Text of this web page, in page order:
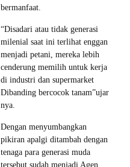
bermanfaat.
“Disadari atau tidak generasi
milenial saat ini terlihat enggan
menjadi petani, mereka lebih
cenderung memilih untuk kerja
di industri dan supermarket
Dibanding bercocok tanam”ujar
nya.
Dengan menyumbangkan
pikiran apalgi ditambah dengan
tenaga para generasi muda
tersebut sudah menjadi Agen